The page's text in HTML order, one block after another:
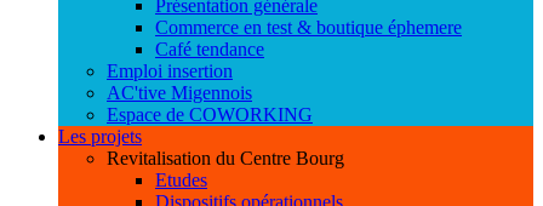
Présentation générale
Commerce en test & boutique éphemere
Café tendance
Emploi insertion
AC'tive Migennois
Espace de COWORKING
Les projets
Revitalisation du Centre Bourg
Etudes
Dispositifs opérationnels